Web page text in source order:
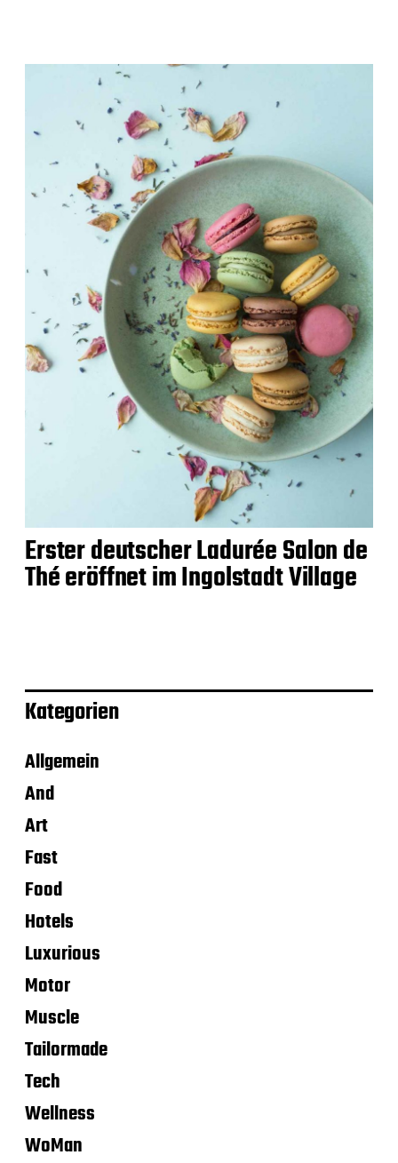
Erster deutscher Ladurée Salon de
Thé eröffnet im Ingolstadt Village
Kategorien
Allgemein
And
Art
Fast
Food
Hotels
Luxurious
Motor
Muscle
Tailormade
Tech
Wellness
WoMan